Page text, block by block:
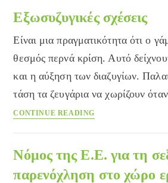
επώδυνη
από
τη
Εξωσυζυγικές σχέσεις
Είναι μια πραγματικότητα ότι ο
θεσμός περνά κρίση. Αυτό
και η αύξηση των διαζυγίων.
τάση τα ζευγάρια να χωρίζουν
CONTINUE READING
Νόμος της Ε.Ε. για τη
παρενόχληση στο χώρο